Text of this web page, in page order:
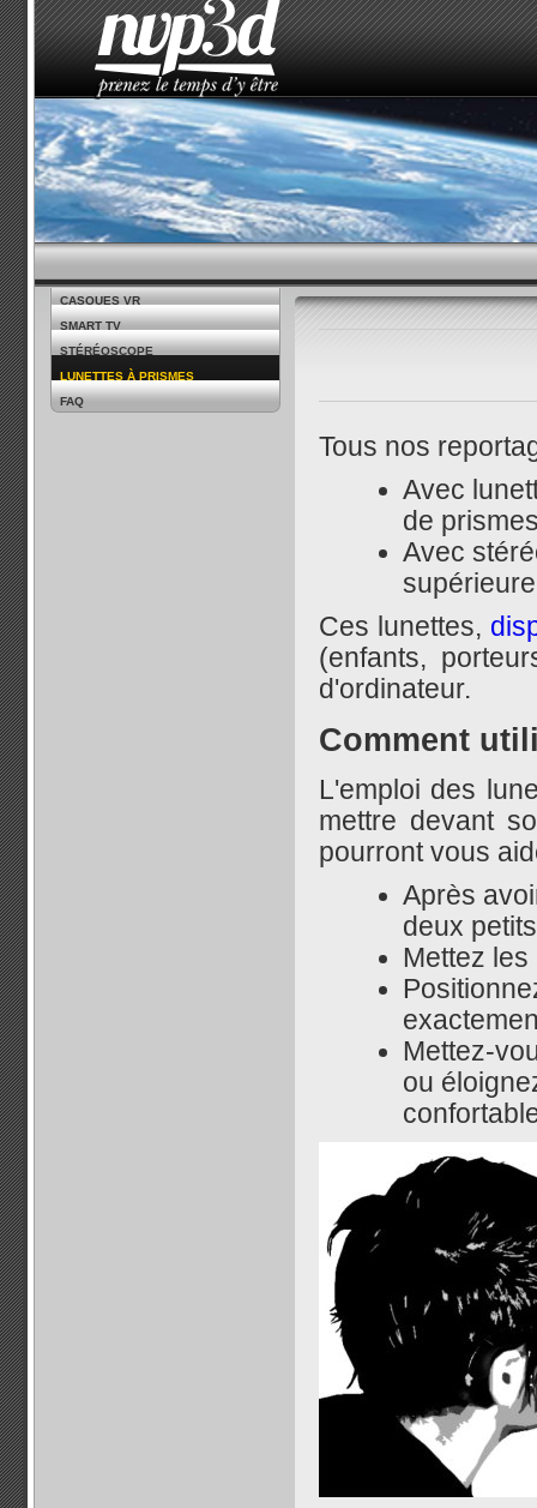
ACCUEIL LE STUDIO ACTUALITÉS COMMENT
CASQUES VR
SMART TV
STÉRÉOSCOPE
LUNETTES À PRISMES
FAQ
Tous nos
Avec
de
Avec
supérieure
Ces lunettes,
(enfants,
d'ordinateur.
Comment
L'emploi des
mettre devant
pourront vous
Après
deux
Mettez
Mettez-
ou